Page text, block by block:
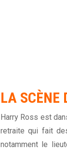
LA SCÈNE
Harry Ross est
retraite qui fait
notamment le